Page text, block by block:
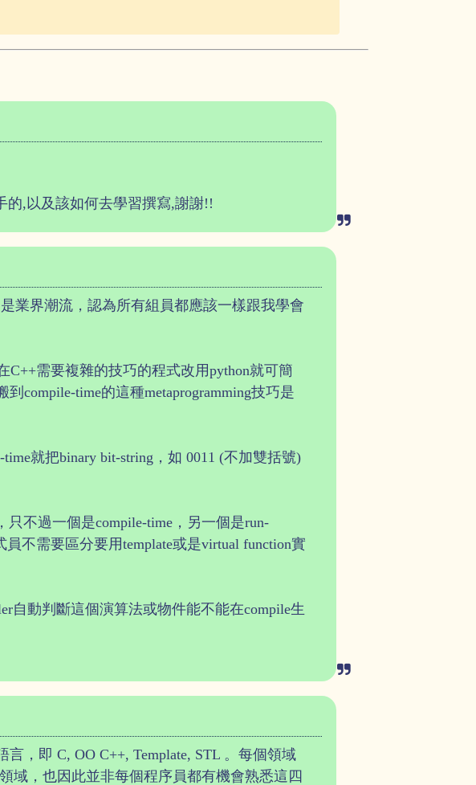
的,以及該如何去學習撰寫,謝謝!!
業界潮流，認為所有組員都應該一樣跟我學會
需要複雜的技巧的程式改用python就可簡
compile-time的這種metaprogramming技巧是
就把binary bit-string，如 0011 (不加雙括號)
不過一個是compile-time，另一個是run-
不需要區分要用template或是virtual function實
自動判斷這個演算法或物件能不能在compile生
，即 C, OO C++, Template, STL 。每個領域
域，也因此並非每個程序員都有機會熟悉這四